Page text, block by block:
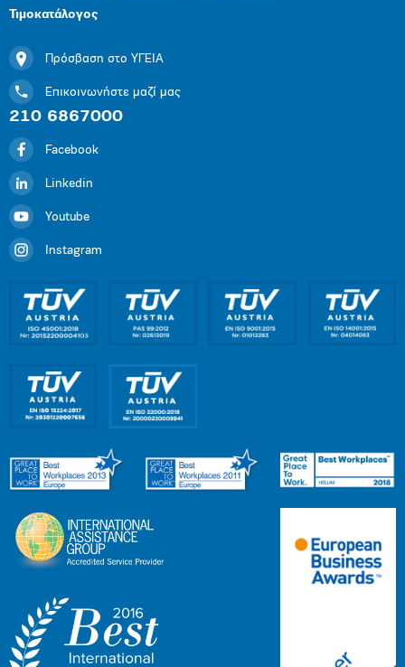
Τιμοκατάλογος
Πρόσβαση στο ΥΓΕΙΑ
Επικοινωνήστε μαζί μας
210 6867000
Facebook
Linkedin
Youtube
Instagram